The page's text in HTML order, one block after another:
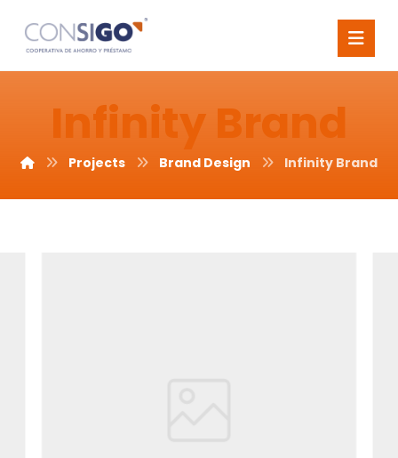
Infinity Brand
Projects Brand Design Infinity Brand